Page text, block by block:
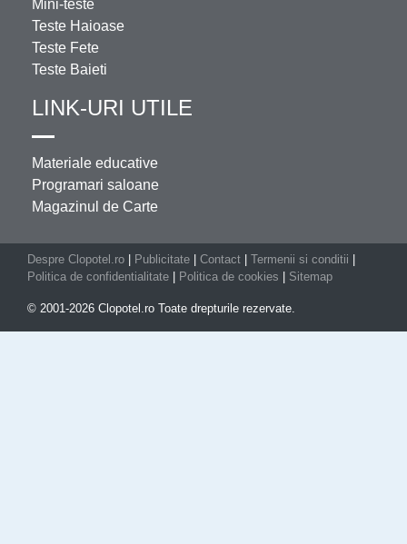
Mini-teste
Teste Haioase
Teste Fete
Teste Baieti
LINK-URI UTILE
Materiale educative
Programari saloane
Magazinul de Carte
Despre Clopotel.ro Publicitate Contact Termenii si conditii
Politica de confidentialitate
Politica de cookies Sitemap
© 2001-2026 Clopotel.ro Toate drepturile rezervate.